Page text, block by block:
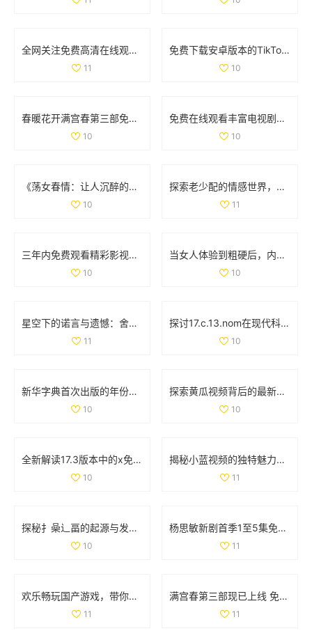
全网关注免费高清在线观看人数统计与分析方法探讨
11
免费下载安卓版本的TikTok应用程序指南与使用技巧
10
春暖花开满宫春第三部免费在线看精彩剧情回顾与人物分析
10
免费在线观看丰富电视剧系列汇总让你一次看个够
10
《荡女春情：让人沉醉的激情故事全线上映》
10
探索老少配的情感世界，揭示年龄差异中的爱情真谛
11
三年内免费观看精彩影视内容的全新选择与体验推荐
10
当女人体验到粗硬后，内心感受与心理转变全解析
10
星空下的诺言与遗憾：舍不得的爱与失去的瞬间
11
探讨17.c.13.nom在现代科技应用中的重要性与影响分析
10
新华字典首次出版的年份是什么时候呢 让我们一起回顾历史吧
10
探索黄瓜视频背后的最新潮流和热门内容趋势
10
全新解读17.3版本中的x免费观看全集内容与特点揭秘
10
揭秘小蓝视频的独特魅力，为什么越来越多用户选择它作为娱乐首选
11
探秘扌喿辶畐的起源与发展历史，揭示其独特魅力与意义
10
杨思敏新剧首季1至5集免费在线观看精彩剧情揭秘
11
欢乐畅玩国产游戏，带你体验极致爽快与舒适的双重享受
11
满宫春第三部现已上线 免费观看精彩剧情尽在其中
11